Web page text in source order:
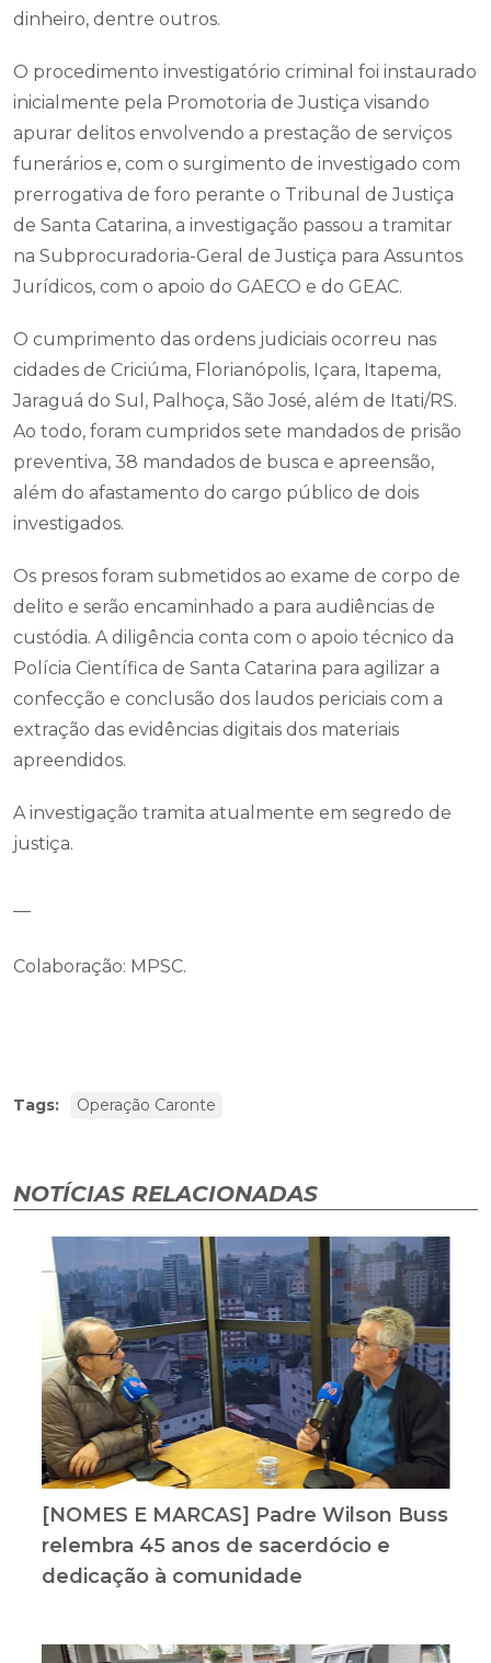
dinheiro, dentre outros.
O procedimento investigatório criminal foi instaurado
inicialmente pela Promotoria de Justiça visando
apurar delitos envolvendo a prestação de serviços
funerários e, com o surgimento de investigado com
prerrogativa de foro perante o Tribunal de Justiça
de Santa Catarina, a investigação passou a tramitar
na Subprocuradoria-Geral de Justiça para Assuntos
Jurídicos, com o apoio do GAECO e do GEAC.
O cumprimento das ordens judiciais ocorreu nas
cidades de Criciúma, Florianópolis, Içara, Itapema,
Jaraguá do Sul, Palhoça, São José, além de Itati/RS.
Ao todo, foram cumpridos sete mandados de prisão
preventiva, 38 mandados de busca e apreensão,
além do afastamento do cargo público de dois
investigados.
Os presos foram submetidos ao exame de corpo de
delito e serão encaminhado a para audiências de
custódia. A diligência conta com o apoio técnico da
Polícia Científica de Santa Catarina para agilizar a
confecção e conclusão dos laudos periciais com a
extração das evidências digitais dos materiais
apreendidos.
A investigação tramita atualmente em segredo de
justiça.
Colaboração: MPSC.
Tags: Operação Caronte
NOTÍCIAS RELACIONADAS
[NOMES E MARCAS] Padre Wilson Buss
relembra 45 anos de sacerdócio e
dedicação à comunidade